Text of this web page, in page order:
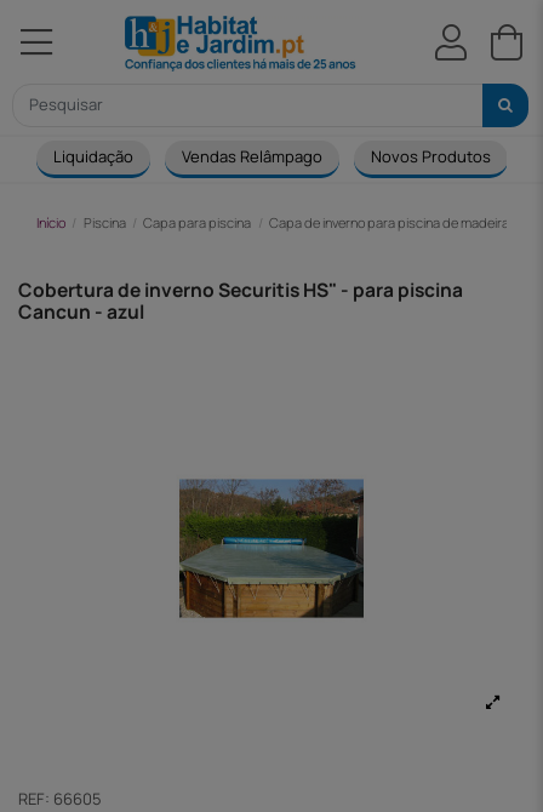
Liquidação Vendas Relâmpago Novos Produtos
Início Piscina Capa para piscina Capa de inverno para piscina de madeira
Cobertura de inverno Securitis HS" - para piscina
Cancun - azul
REF: 66605